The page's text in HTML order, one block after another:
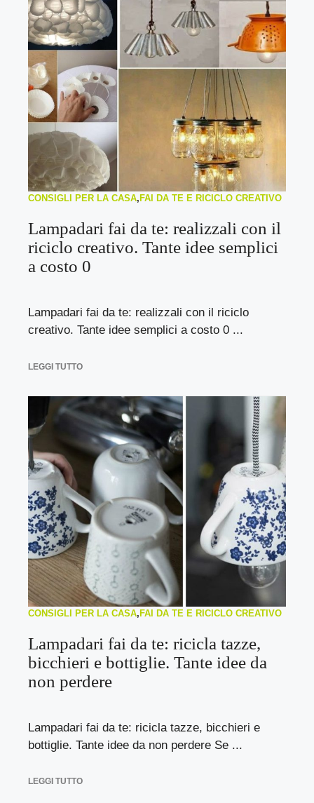
CONSIGLI PER LA CASA, FAI DA TE E RICICLO CREATIVO
Lampadari fai da te: realizzali con il
riciclo creativo. Tante idee semplici
a costo 0
Lampadari fai da te: realizzali con il riciclo
creativo. Tante idee semplici a costo 0 ...
LEGGI TUTTO
CONSIGLI PER LA CASA,FAI DA TE E RICICLO CREATIVO
Lampadari fai da te: ricicla tazze,
bicchieri e bottiglie. Tante idee da
non perdere
Lampadari fai da te: ricicla tazze, bicchieri e
bottiglie. Tante idee da non perdere Se ...
LEGGI TUTTO